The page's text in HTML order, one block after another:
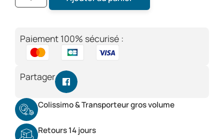
Paiement 100% sécurisé :
Partager
Colissimo & Transporteur gros volume
Retours 14 jours